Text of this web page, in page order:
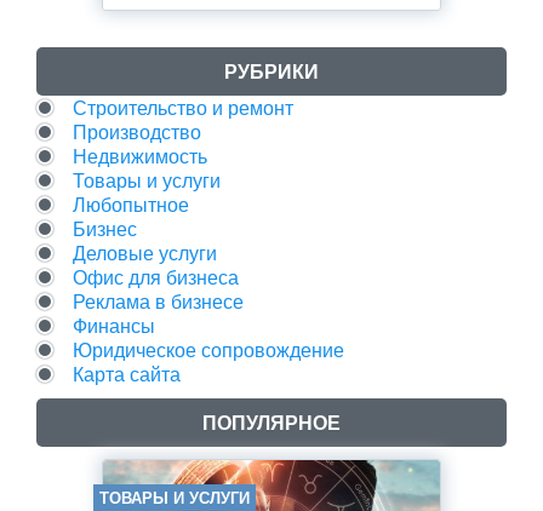
РУБРИКИ
Строительство и ремонт
Производство
Недвижимость
Товары и услуги
Любопытное
Бизнес
Деловые услуги
Офис для бизнеса
Реклама в бизнесе
Финансы
Юридическое сопровождение
Карта сайта
ПОПУЛЯРНОЕ
ТОВАРЫ И УСЛУГИ